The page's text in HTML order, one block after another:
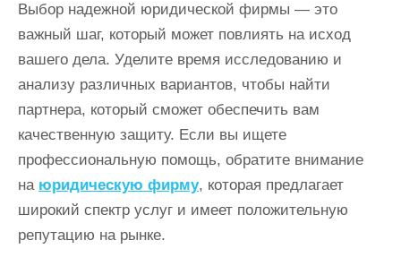
Выбор надежной юридической фирмы — это
важный шаг, который может повлиять на исход
вашего дела. Уделите время исследованию и
анализу различных вариантов, чтобы найти
партнера, который сможет обеспечить вам
качественную защиту. Если вы ищете
профессиональную помощь, обратите внимание
на юридическую фирму, которая предлагает
широкий спектр услуг и имеет положительную
репутацию на рынке.